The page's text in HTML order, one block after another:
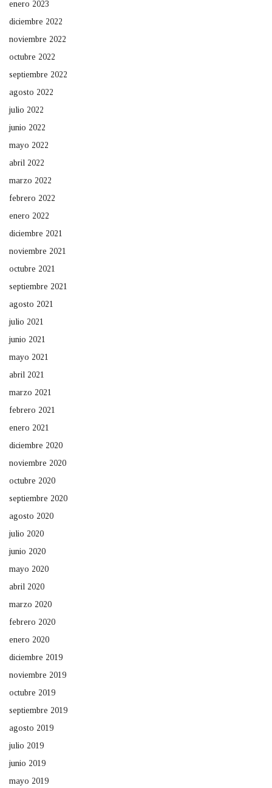
enero 2023
diciembre 2022
noviembre 2022
octubre 2022
septiembre 2022
agosto 2022
julio 2022
junio 2022
mayo 2022
abril 2022
marzo 2022
febrero 2022
enero 2022
diciembre 2021
noviembre 2021
octubre 2021
septiembre 2021
agosto 2021
julio 2021
junio 2021
mayo 2021
abril 2021
marzo 2021
febrero 2021
enero 2021
diciembre 2020
noviembre 2020
octubre 2020
septiembre 2020
agosto 2020
julio 2020
junio 2020
mayo 2020
abril 2020
marzo 2020
febrero 2020
enero 2020
diciembre 2019
noviembre 2019
octubre 2019
septiembre 2019
agosto 2019
julio 2019
junio 2019
mayo 2019